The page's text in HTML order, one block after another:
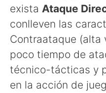
exista Ataque
conlleven las
Contraataque (alta
poco tiempo de
técnico-tácticas y
en la acción de